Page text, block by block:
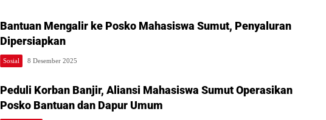
Bantuan Mengalir ke Posko Mahasiswa Sumut, Penyaluran
Dipersiapkan
Sosial 8 Desember 2025
Peduli Korban Banjir, Aliansi Mahasiswa Sumut Operasikan
Posko Bantuan dan Dapur Umum